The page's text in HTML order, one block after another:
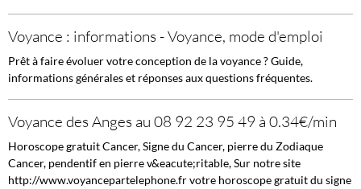
Voyance : informations - Voyance, mode d'emploi
Prêt à faire évoluer votre conception de la voyance ? Guide,
informations générales et réponses aux questions fréquentes.
Voyance des Anges au 08 92 23 95 49 à 0.34€/min
Horoscope gratuit Cancer, Signe du Cancer, pierre du Zodiaque
Cancer, pendentif en pierre v&eacute;ritable, Sur notre site
http://www.voyancepartelephone.fr votre horoscope gratuit du signe